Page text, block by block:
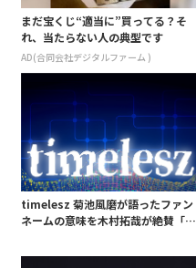
まだ宝くじ“適当に”買ってる？そ
れ、当たらない人の典型です
AD(合同会社デジタルファーム )
timelesz 菊池風磨が語ったファン
ネームの意味を木村拓哉が絶賛「考